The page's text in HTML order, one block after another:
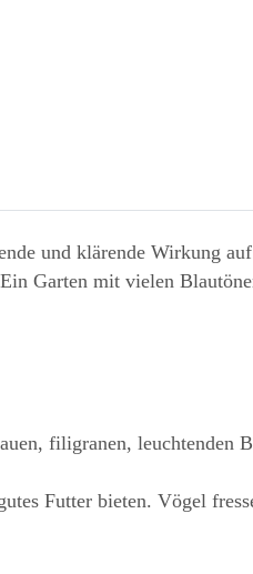
und klärende Wirkung
Garten mit vielen
filigranen, leuchtenden
Futter bieten. Vögel